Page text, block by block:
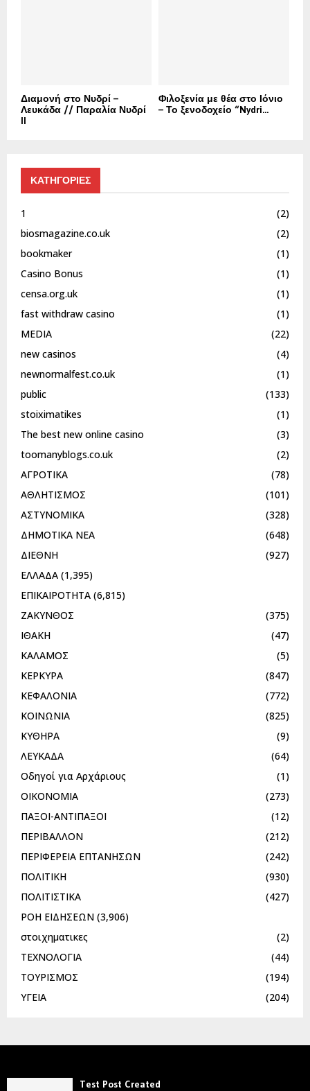
Διαμονή στο Νυδρί –
Λευκάδα // Παραλία Νυδρί
II
Φιλοξενία με θέα στο Ιόνιο
– Το ξενοδοχείο “Nydri...
ΚΑΤΗΓΟΡΙΕΣ
1
(2)
biosmagazine.co.uk
(2)
bookmaker
(1)
Casino Bonus
(1)
censa.org.uk
(1)
fast withdraw casino
(1)
MEDIA
(22)
new casinos
(4)
newnormalfest.co.uk
(1)
public
(133)
stoiximatikes
(1)
The best new online casino
(3)
toomanyblogs.co.uk
(2)
ΑΓΡΟΤΙΚΑ
(78)
ΑΘΛΗΤΙΣΜΟΣ
(101)
ΑΣΤΥΝΟΜΙΚΑ
(328)
ΔΗΜΟΤΙΚΑ ΝΕΑ
(648)
ΔΙΕΘΝΗ
(927)
ΕΛΛΑΔΑ (1,395)
ΕΠΙΚΑΙΡΟΤΗΤΑ (6,815)
ΖΑΚΥΝΘΟΣ
(375)
ΙΘΑΚΗ
(47)
ΚΑΛΑΜΟΣ
(5)
ΚΕΡΚΥΡΑ
(847)
ΚΕΦΑΛΟΝΙΑ
(772)
ΚΟΙΝΩΝΙΑ
(825)
ΚΥΘΗΡΑ
(9)
ΛΕΥΚΑΔΑ
(64)
Οδηγοί για Αρχάριους
(1)
ΟΙΚΟΝΟΜΙΑ
(273)
ΠΑΞΟΙ-ΑΝΤΙΠΑΞΟΙ
(12)
ΠΕΡΙΒΑΛΛΟΝ
(212)
ΠΕΡΙΦΕΡΕΙΑ ΕΠΤΑΝΗΣΩΝ
(242)
ΠΟΛΙΤΙΚΗ
(930)
ΠΟΛΙΤΙΣΤΙΚΑ
(427)
ΡΟΗ ΕΙΔΗΣΕΩΝ (3,906)
στοιχηματικες
(2)
ΤΕΧΝΟΛΟΓΙΑ
(44)
ΤΟΥΡΙΣΜΟΣ
(194)
ΥΓΕΙΑ
(204)
Test Post Created